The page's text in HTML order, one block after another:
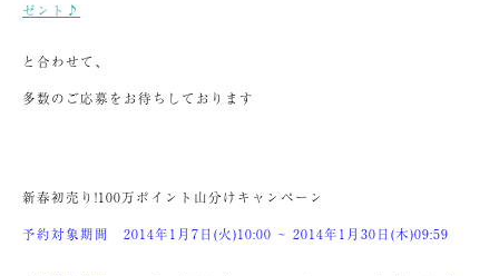
ゼント♪
と合わせて、
多数のご応募をお待ちしております
新春初売り!100万ポイント山分けキャンペーン
予約対象期間 2014年1月7日(火)10:00 ~ 2014年1月30日(木)09:59